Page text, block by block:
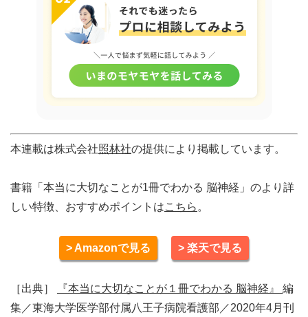
本連載は株式会社照林社の提供により掲載しています。
書籍「本当に大切なことが1冊でわかる 脳神経」のより詳
しい特徴、おすすめポイントはこちら 。
> Amazonで見る > 楽天で見る
［出典］ 『本当に大切なことが１冊でわかる 脳神経』 編
集／東海大学医学部付属八王子病院看護部／2020年4月刊